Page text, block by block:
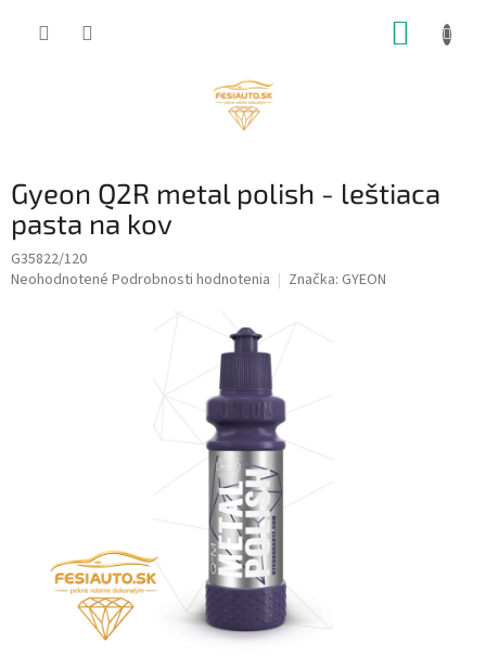
Gyeon Q2R metal polish - leštiaca
pasta na kov
G35822/120
Priemerné
Neohodnotené Podrobnosti hodnotenia Značka: GYEON